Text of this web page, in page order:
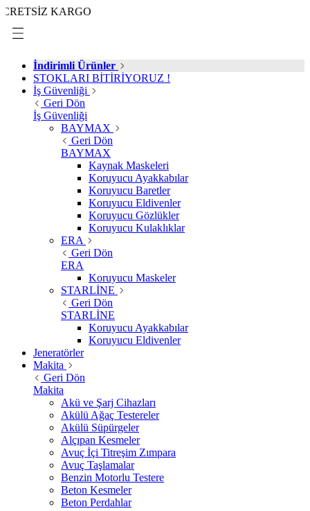
KARGO
İndirimli Ürünler
STOKLARI BİTİRİYORUZ !
İş Güvenliği
Geri Dön
İş Güvenliği
BAYMAX
Geri Dön
BAYMAX
Kaynak Maskeleri
Koruyucu Ayakkabılar
Koruyucu Baretler
Koruyucu Eldivenler
Koruyucu Gözlükler
Koruyucu Kulaklıklar
ERA
Geri Dön
ERA
Koruyucu Maskeler
STARLİNE
Geri Dön
STARLİNE
Koruyucu Ayakkabılar
Koruyucu Eldivenler
Jeneratörler
Makita
Geri Dön
Makita
Akü ve Şarj Cihazları
Akülü Ağaç Testereler
Akülü Süpürgeler
Alçıpan Kesmeler
Avuç İçi Titreşim Zımpara
Avuç Taşlamalar
Benzin Motorlu Testere
Beton Kesmeler
Beton Perdahlar